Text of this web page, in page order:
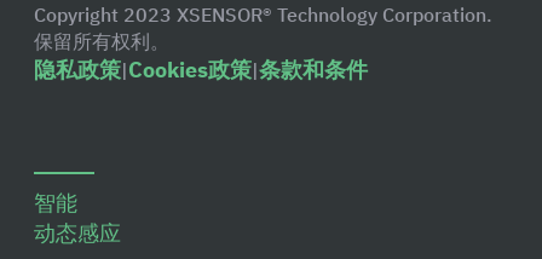
Copyright 2023 XSENSOR® Technology Corporation.
保留所有权利。
隐私政策|Cookies政策|条款和条件
智能
动态感应